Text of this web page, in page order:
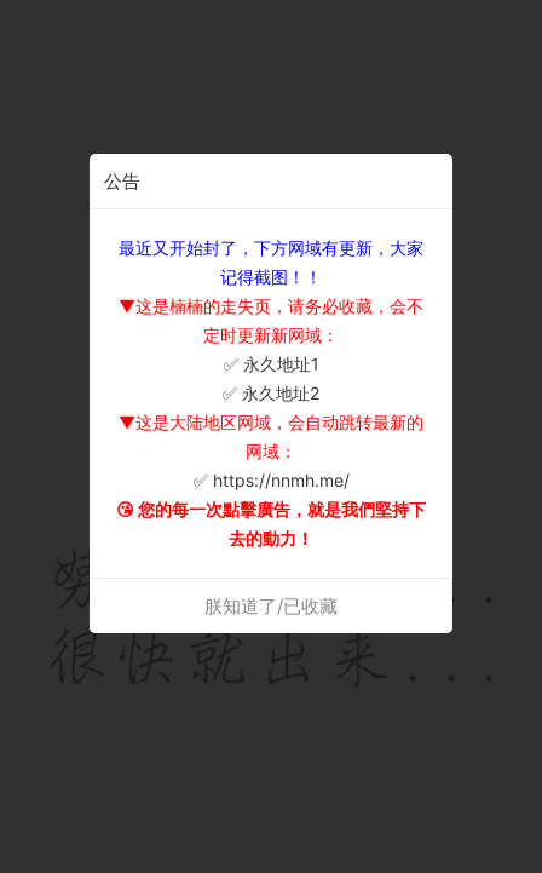
公告
最近又开始封了，下方网域有更新，大家
记得截图！！
▼这是楠楠的走失页，请务必收藏，会不
定时更新新网域：
✅ 永久地址1
✅ 永久地址2
▼这是大陆地区网域，会自动跳转最新的
网域：
✅ https://nnmh.me/
😘 您的每一次點擊廣告，就是我們堅持下
去的動力！
朕知道了/已收藏